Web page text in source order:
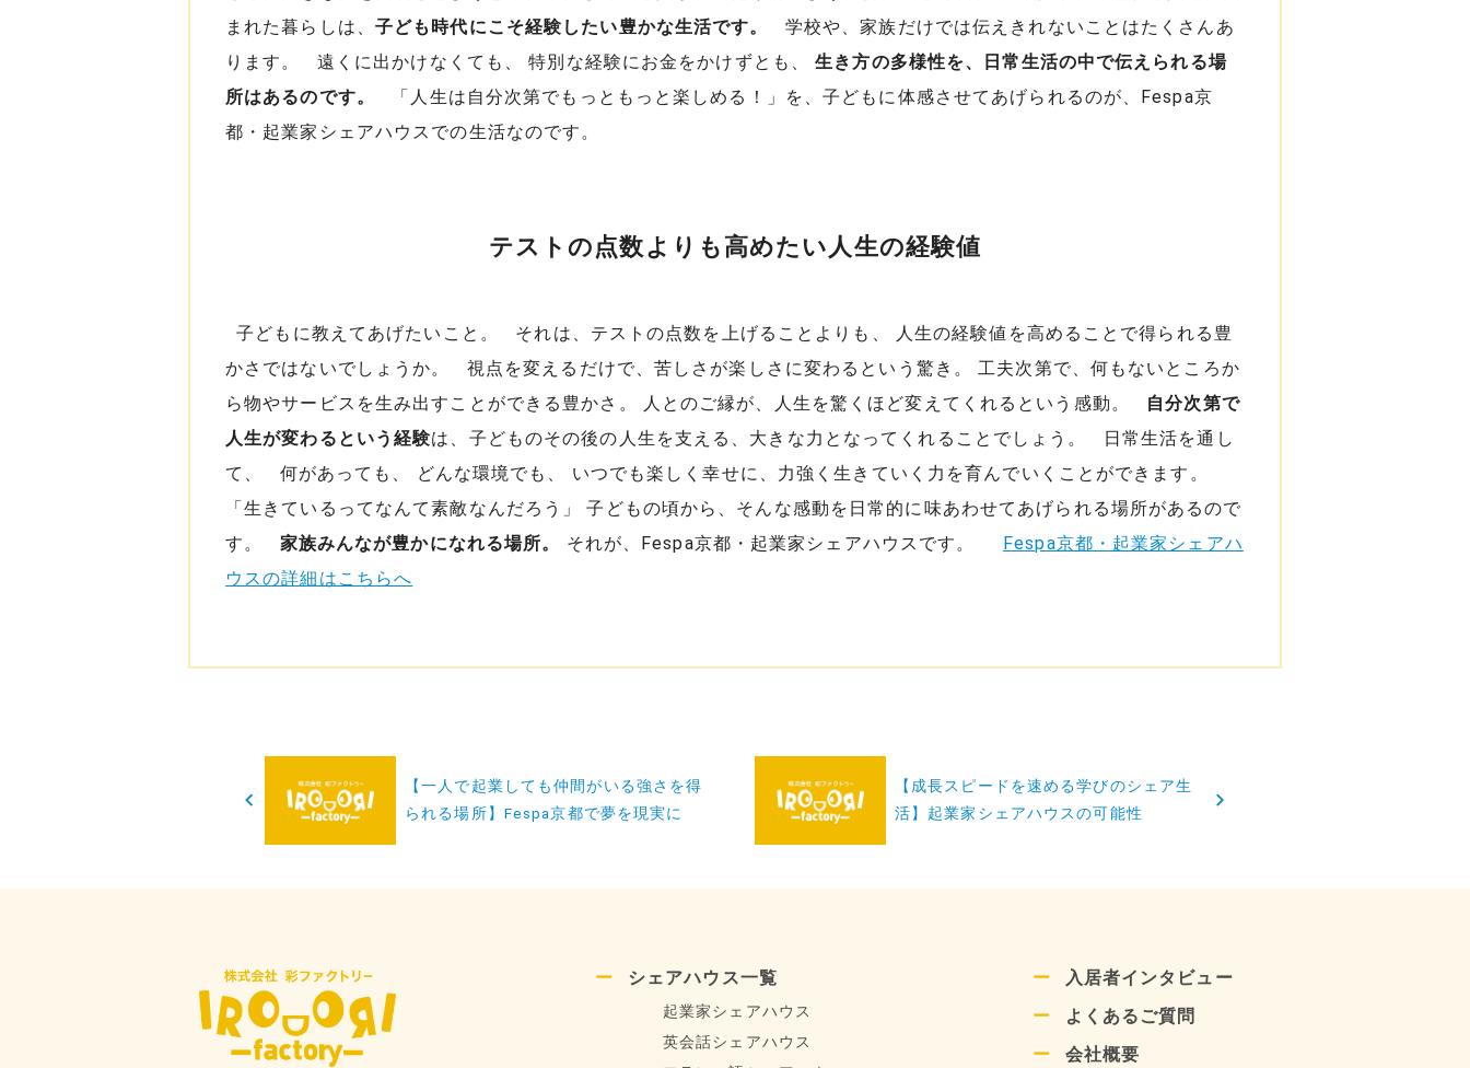
まれた暮らしは、 子ども時代にこそ経験したい豊かな生活です。
学校や、家族だけでは伝えきれないことはたくさんあ
ります。 遠くに出かけなくても、 特別な経験にお金をかけずとも、生き方の多様性を、日常生活の中で伝えられる場
所はあるのです。
「人生は自分次第でもっともっと楽しめる！」を、子どもに体感させてあげられるのが、Fespa京
都・起業家シェアハウスでの生活なのです。
テストの点数よりも高めたい人生の経験値
子どもに教えてあげたいこと。 それは、テストの点数を上げることよりも、 人生の経験値を高めることで得られる豊
かさではないでしょうか。 視点を変えるだけで、苦しさが楽しさに変わるという驚き。 工夫次第で、何もないところか
ら物やサービスを生み出すことができる豊かさ。 人とのご縁が、人生を驚くほど変えてくれるという感動。 自分次第で
人生が変わるという経験は、子どものその後の人生を支える、大きな力となってくれることでしょう。 日常生活を通し
て、 何があっても、 どんな環境でも、 いつでも楽しく幸せに、力強く生きていく力を育んでいくことができます。
「生きているってなんて素敵なんだろう」 子どもの頃から、そんな感動を日常的に味あわせてあげられる場所があるので
す。 家族みんなが豊かになれる場所。 それが、Fespa京都・起業家シェアハウスです。 Fespa京都・起業家シェアハ
ウスの詳細はこちらへ
投
稿
ナ
ー
シ
【一人で起業しても仲間がいる強さを得
られる場所】Fespa京都で夢を現実に
【成長スピードを速める学びのシェア生
活】起業家シェアハウスの可能性
シェアハウス一覧
起業家シェアハウス
英会話シェアハウス
入居者インタビュー
よくあるご質問
会社概要